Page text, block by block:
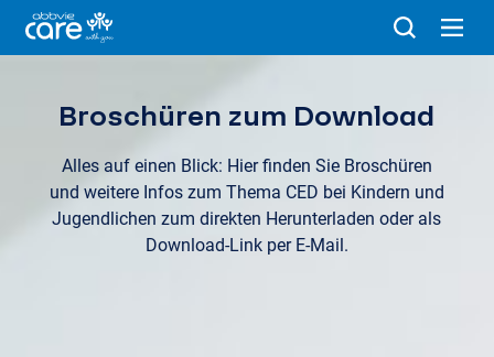
Broschüren zum Download
Alles auf einen Blick: Hier finden Sie Broschüren
und weitere Infos zum Thema CED bei Kindern und
Jugendlichen zum direkten Herunterladen oder als
Download-Link per E-Mail.